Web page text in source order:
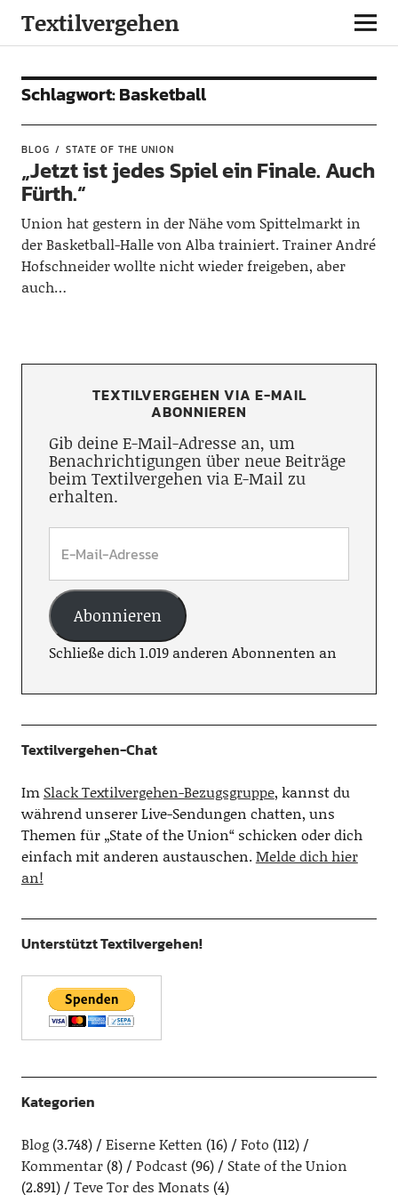
Textilvergehen
Schlagwort:Basketball
BLOG STATE OF THE UNION
„Jetzt ist jedes Spiel ein Finale. Auch
Fürth.“
Union hat gestern in der Nähe vom Spittelmarkt in
der Basketball-Halle von Alba trainiert. Trainer André
Hofschneider wollte nicht wieder freigeben, aber
auch…
TEXTILVERGEHEN VIA E-MAIL
ABONNIEREN
Gib deine E-Mail-Adresse an, um
Benachrichtigungen über neue Beiträge
beim Textilvergehen via E-Mail zu
erhalten.
Abonnieren
Schließe dich 1.019 anderen Abonnenten an
Textilvergehen-Chat
Im Slack Textilvergehen-Bezugsgruppe, kannst du
während unserer Live-Sendungen chatten, uns
Themen für „State of the Union“ schicken oder dich
einfach mit anderen austauschen.Melde dich hier
an!
Unterstützt Textilvergehen!
Kategorien
Blog(3.748) Eiserne Ketten (16) Foto (112)
Kommentar(8) Podcast(96)
State of the Union
(2.891)
Teve Tor des Monats (4)